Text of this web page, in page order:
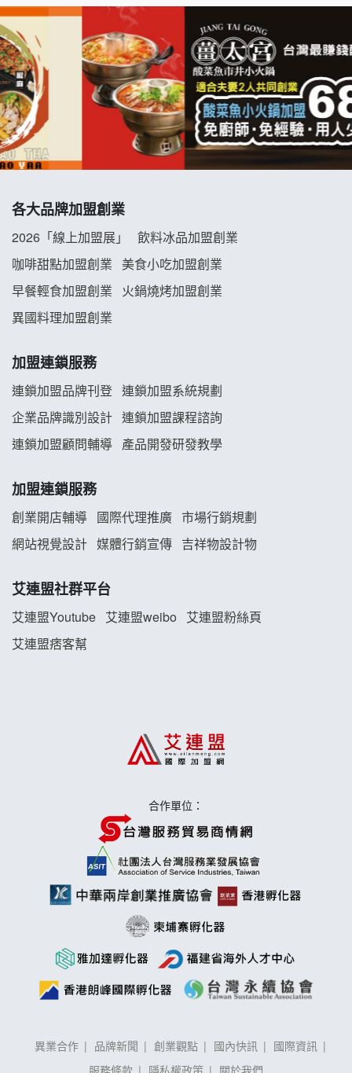
拉亞漢堡加盟說明會
杜芳子古味茶鋪加盟說明會
優握握×酸奶大獅加盟說明會
冬城門加盟說明會
阿性情趣無人販售所加盟明會
龍涎居好湯加盟說明會
舒油頭加盟說明會
義氣豐發雞加盟說明會
Mr.Wish加盟說明會
TEA TOP加盟說明會
珍好味臭臭鍋加盟說明會
藍象廷泰式火鍋加盟說明會
莫尼早餐Morni加盟說明會
各大品牌加盟創業
2026「線上加盟展」
飲料冰品加盟創業
咖啡甜點加盟創業
美食小吃加盟創業
早餐輕食加盟創業
火鍋燒烤加盟創業
異國料理加盟創業
加盟連鎖服務
連鎖加盟品牌刊登 連鎖加盟系統規劃
企業品牌識別設計 連鎖加盟課程諮詢
連鎖加盟顧問輔導 產品開發研發教學
加盟連鎖服務
創業開店輔導 國際代理推廣 市場行銷規劃
網站視覺設計 媒體行銷宣傳 吉祥物設計物
艾連盟社群平台
艾連盟Youtube 艾連盟weibo
艾連盟粉絲頁
艾連盟痞客幫
合作單位：
異業合作 品牌新聞 創業觀點 國內快訊
國際資訊